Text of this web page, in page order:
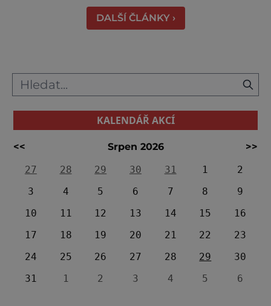
práci tehdejších horníků. [gallery
ids="91631,91630,91632,91633,91634,91635,9
DALŠÍ ČLÁNKY ›
KALENDÁŘ AKCÍ
<< Srpen 2026
>>
27
28 29 30 31 1
2
3
4 5 6 7 8
9
10
11 12 13 14 15
16
17
18 19 20 21 22
23
24
25 26 27 28 29
30
31
1 2 3 4 5 6